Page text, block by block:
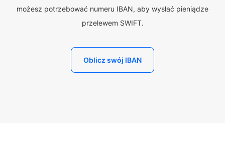
możesz potrzebować numeru IBAN, aby wysłać pieniądze
przelewem SWIFT.
Oblicz swój IBAN